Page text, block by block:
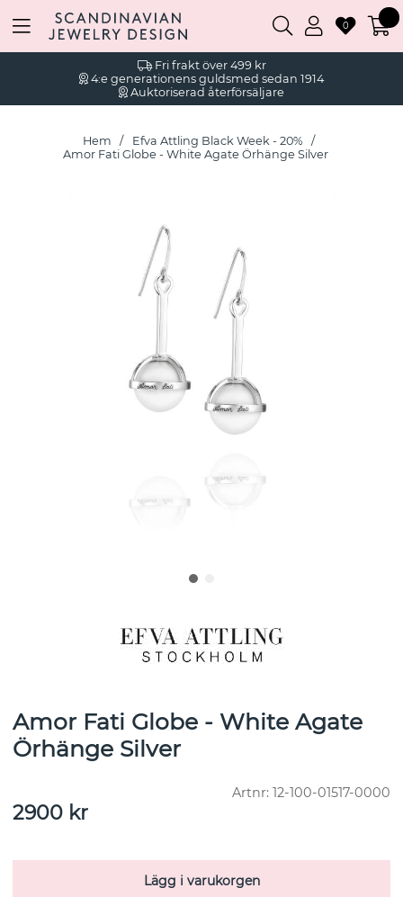
Fri frakt över 499 kr
4:e generationens guldsmed sedan 1914
Auktoriserad återförsäljare
0
Hem
Efva Attling Black Week - 20%
Amor Fati Globe - White Agate Örhänge Silver
Amor Fati Globe - White Agate
Örhänge Silver
Artnr: 12-100-01517-0000
2900 kr
Lägg i varukorgen